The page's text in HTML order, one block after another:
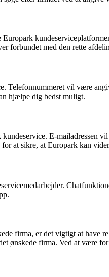
forbundet med den rette
vil være
hjælpe dig bedst muligt.
E-mailadressen
at sikre, at Europark kan
firma, er det vigtigt at have
ønskede firma. Ved at være